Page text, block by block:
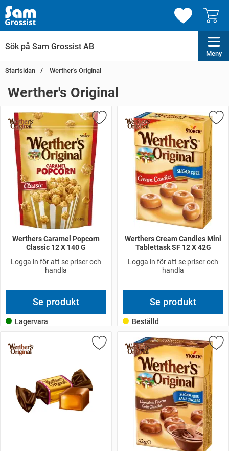
Meny
Startsidan Werther's Original
Werther's Original
Werthers Caramel Popcorn
Classic 12 X 140 G
Logga in för att se priser och
handla
Se produkt
Lagervara
Werthers Cream Candies Mini
Tablettask SF 12 X 42G
Logga in för att se priser och
handla
Se produkt
Beställd